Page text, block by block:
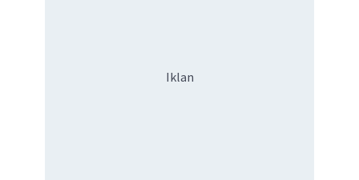
Iklan